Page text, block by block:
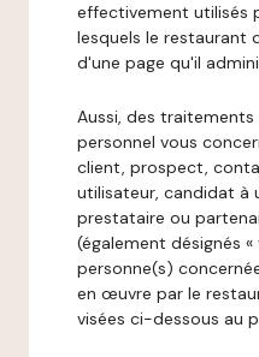
effectivement utilisés
lesquels le restaurant
d'une page qu'il
Aussi, des
personnel vous
client, prospect,
utilisateur, candidat à
prestataire ou
(également désignés «
personne(s)
en œuvre par le
visées ci-dessous au